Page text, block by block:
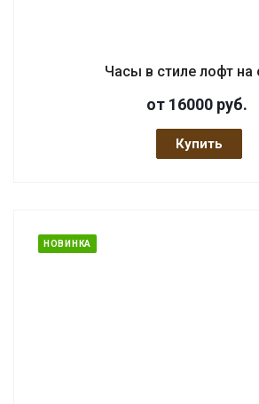
Часы в стиле лофт на
от 16000 руб.
Купить
НОВИНКА